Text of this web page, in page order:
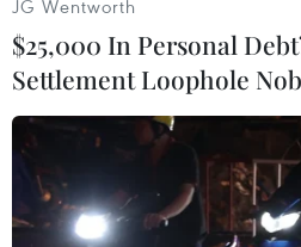
JG Wentworth
$25,000 In Personal
Settlement Loophole